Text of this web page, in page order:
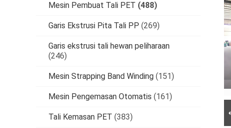
Mesin Pembuat Tali PET (488)
Garis Ekstrusi Pita Tali PP (269)
Garis ekstrusi tali hewan peliharaan
(246)
Mesin Strapping Band Winding (151)
Mesin Pengemasan Otomatis (161)
Tali Kemasan PET (383)